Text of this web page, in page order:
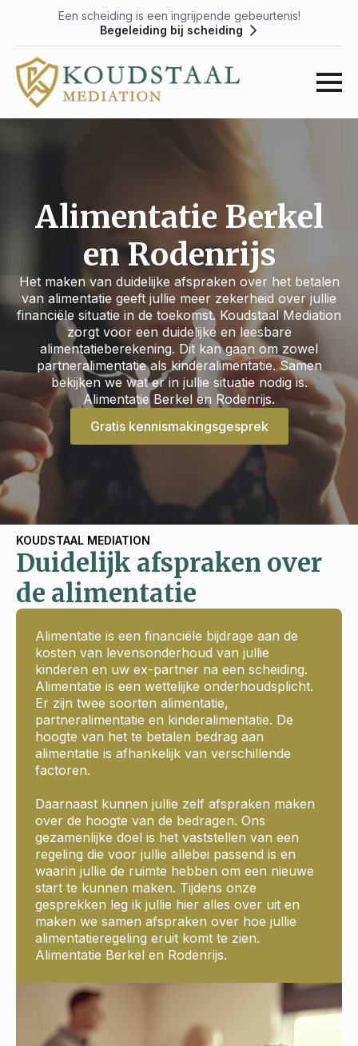
Een scheiding is een ingrijpende gebeurtenis!
Begeleiding bij scheiding
Alimentatie Berkel
en Rodenrijs
Het maken van duidelijke afspraken over het betalen
van alimentatie geeft jullie meer zekerheid over jullie
financiële situatie in de toekomst. Koudstaal Mediation
zorgt voor een duidelijke en leesbare
alimentatieberekening. Dit kan gaan om zowel
partneralimentatie als kinderalimentatie. Samen
bekijken we wat er in jullie situatie nodig is.
Alimentatie Berkel en Rodenrijs.
Gratis kennismakingsgesprek
KOUDSTAAL MEDIATION
Duidelijk afspraken over
de alimentatie
Alimentatie is een financiële bijdrage aan de
kosten van levensonderhoud van jullie
kinderen en uw ex-partner na een scheiding.
Alimentatie is een wettelijke onderhoudsplicht.
Er zijn twee soorten alimentatie,
partneralimentatie en kinderalimentatie. De
hoogte van het te betalen bedrag aan
alimentatie is afhankelijk van verschillende
factoren.
Daarnaast kunnen jullie zelf afspraken maken
over de hoogte van de bedragen. Ons
gezamenlijke doel is het vaststellen van een
regeling die voor jullie allebei passend is en
waarin jullie de ruimte hebben om een nieuwe
start te kunnen maken. Tijdens onze
gesprekken leg ik jullie hier alles over uit en
maken we samen afspraken over hoe jullie
alimentatieregeling eruit komt te zien.
Alimentatie Berkel en Rodenrijs.